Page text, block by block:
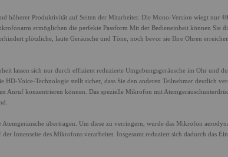
höherer Produktivität auf Seiten der Mitarbeiter. Die Mono-Version wiegt nur
ermöglichen die perfekte Passform Mit der Bedieneinheit können Sie
plötzliche, laute Geräusche und Töne, noch bevor sie Ihre Ohren
lassen sich nur durch effizient reduzierte Umgebungsgeräusche im Ohr und
HD-Voice-Technologie stellt sicher, dass Sie den anderen Teilnehmer deutlich
Anruf konzentrieren können. Das spezielle Mikrofon mit
übertragen. Um diese zu verringern, wurde das Mikrofon
Innenseite des Mikrofons verarbeitet. Insgesamt reduziert sich dadurch das